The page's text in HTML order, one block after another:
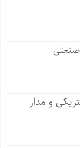
و مدار